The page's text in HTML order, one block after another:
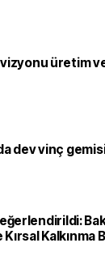
üretim
dev vinç
Kalkınma